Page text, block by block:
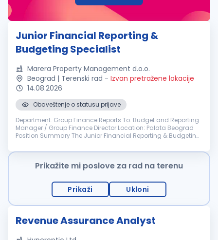
Junior Financial Reporting &
Budgeting Specialist
Marera Property Management d.o.o.
Beograd | Terenski rad - Izvan pretražene lokacije
14.08.2026
Obaveštenje o statusu prijave
Department: Group Finance Reports To: Budget and Reporting
Manager / Group Finance Director Location: Palata Beograd
Position Summary The Junior Financial Reporting & Budgeting
consolidat...
Prikažite mi poslove za rad na terenu
Prikaži Ukloni
Revenue Assurance Analyst